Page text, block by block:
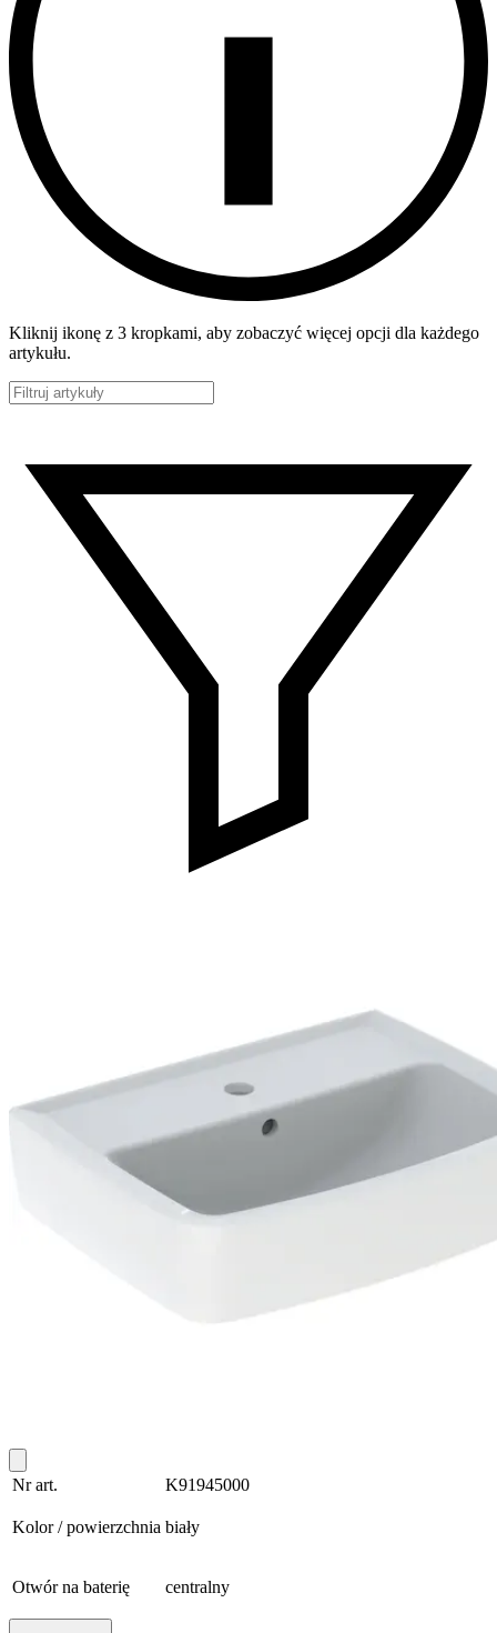
Kliknij ikonę z 3 kropkami, aby zobaczyć więcej opcji dla każdego
artykułu.
Nr art. K91945000
Kolor / powierzchnia biały
Otwór na baterię centralny